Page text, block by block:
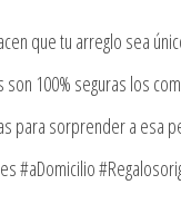
que tu arreglo sea
son 100% seguras los
para sorprender a esa
#aDomicilio